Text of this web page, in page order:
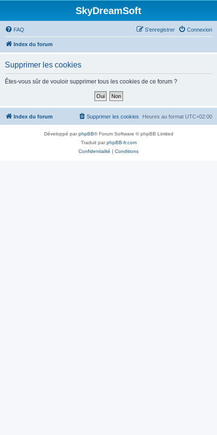
SkyDreamSoft
FAQ Connexion
S’enregistrer
Index du forum
Supprimer les cookies
Êtes-vous sûr de vouloir supprimer tous les cookies de ce forum ?
Index du forum Heures au format UTC+02:00
Supprimer les cookies
Développé parphpBB® Forum Software © phpBB Limited
Traduit parphpBB-fr.com
Confidentialité | Conditions